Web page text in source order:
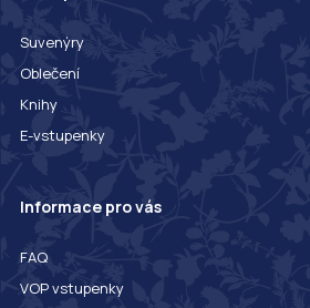
Suvenýry
Oblečení
Knihy
E-vstupenky
Informace pro vás
FAQ
VOP vstupenky